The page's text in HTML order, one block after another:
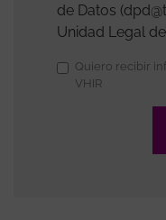
de Datos
Unidad Legal
Suscripción
al
Quiero recibir
VHIR